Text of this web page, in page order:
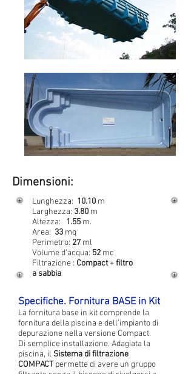
Dimensioni:
Lunghezza: 10.10 m
Larghezza: 3.80 m
Altezza: 1.55 m.
Area: 33 mq
Perimetro: 27 ml
Volume d'acqua: 52 mc
Filtrazione : Compact+filtro
a sabbia
Specifiche. Fornitura BASE in Kit
La fornitura base in kit comprende la
fornitura della piscina e dell'impianto di
depurazione nella versione Compact.
Di semplice installazione. Adagiata la
piscina, il Sistema di filtrazione
COMPACTpermette di avere un gruppo